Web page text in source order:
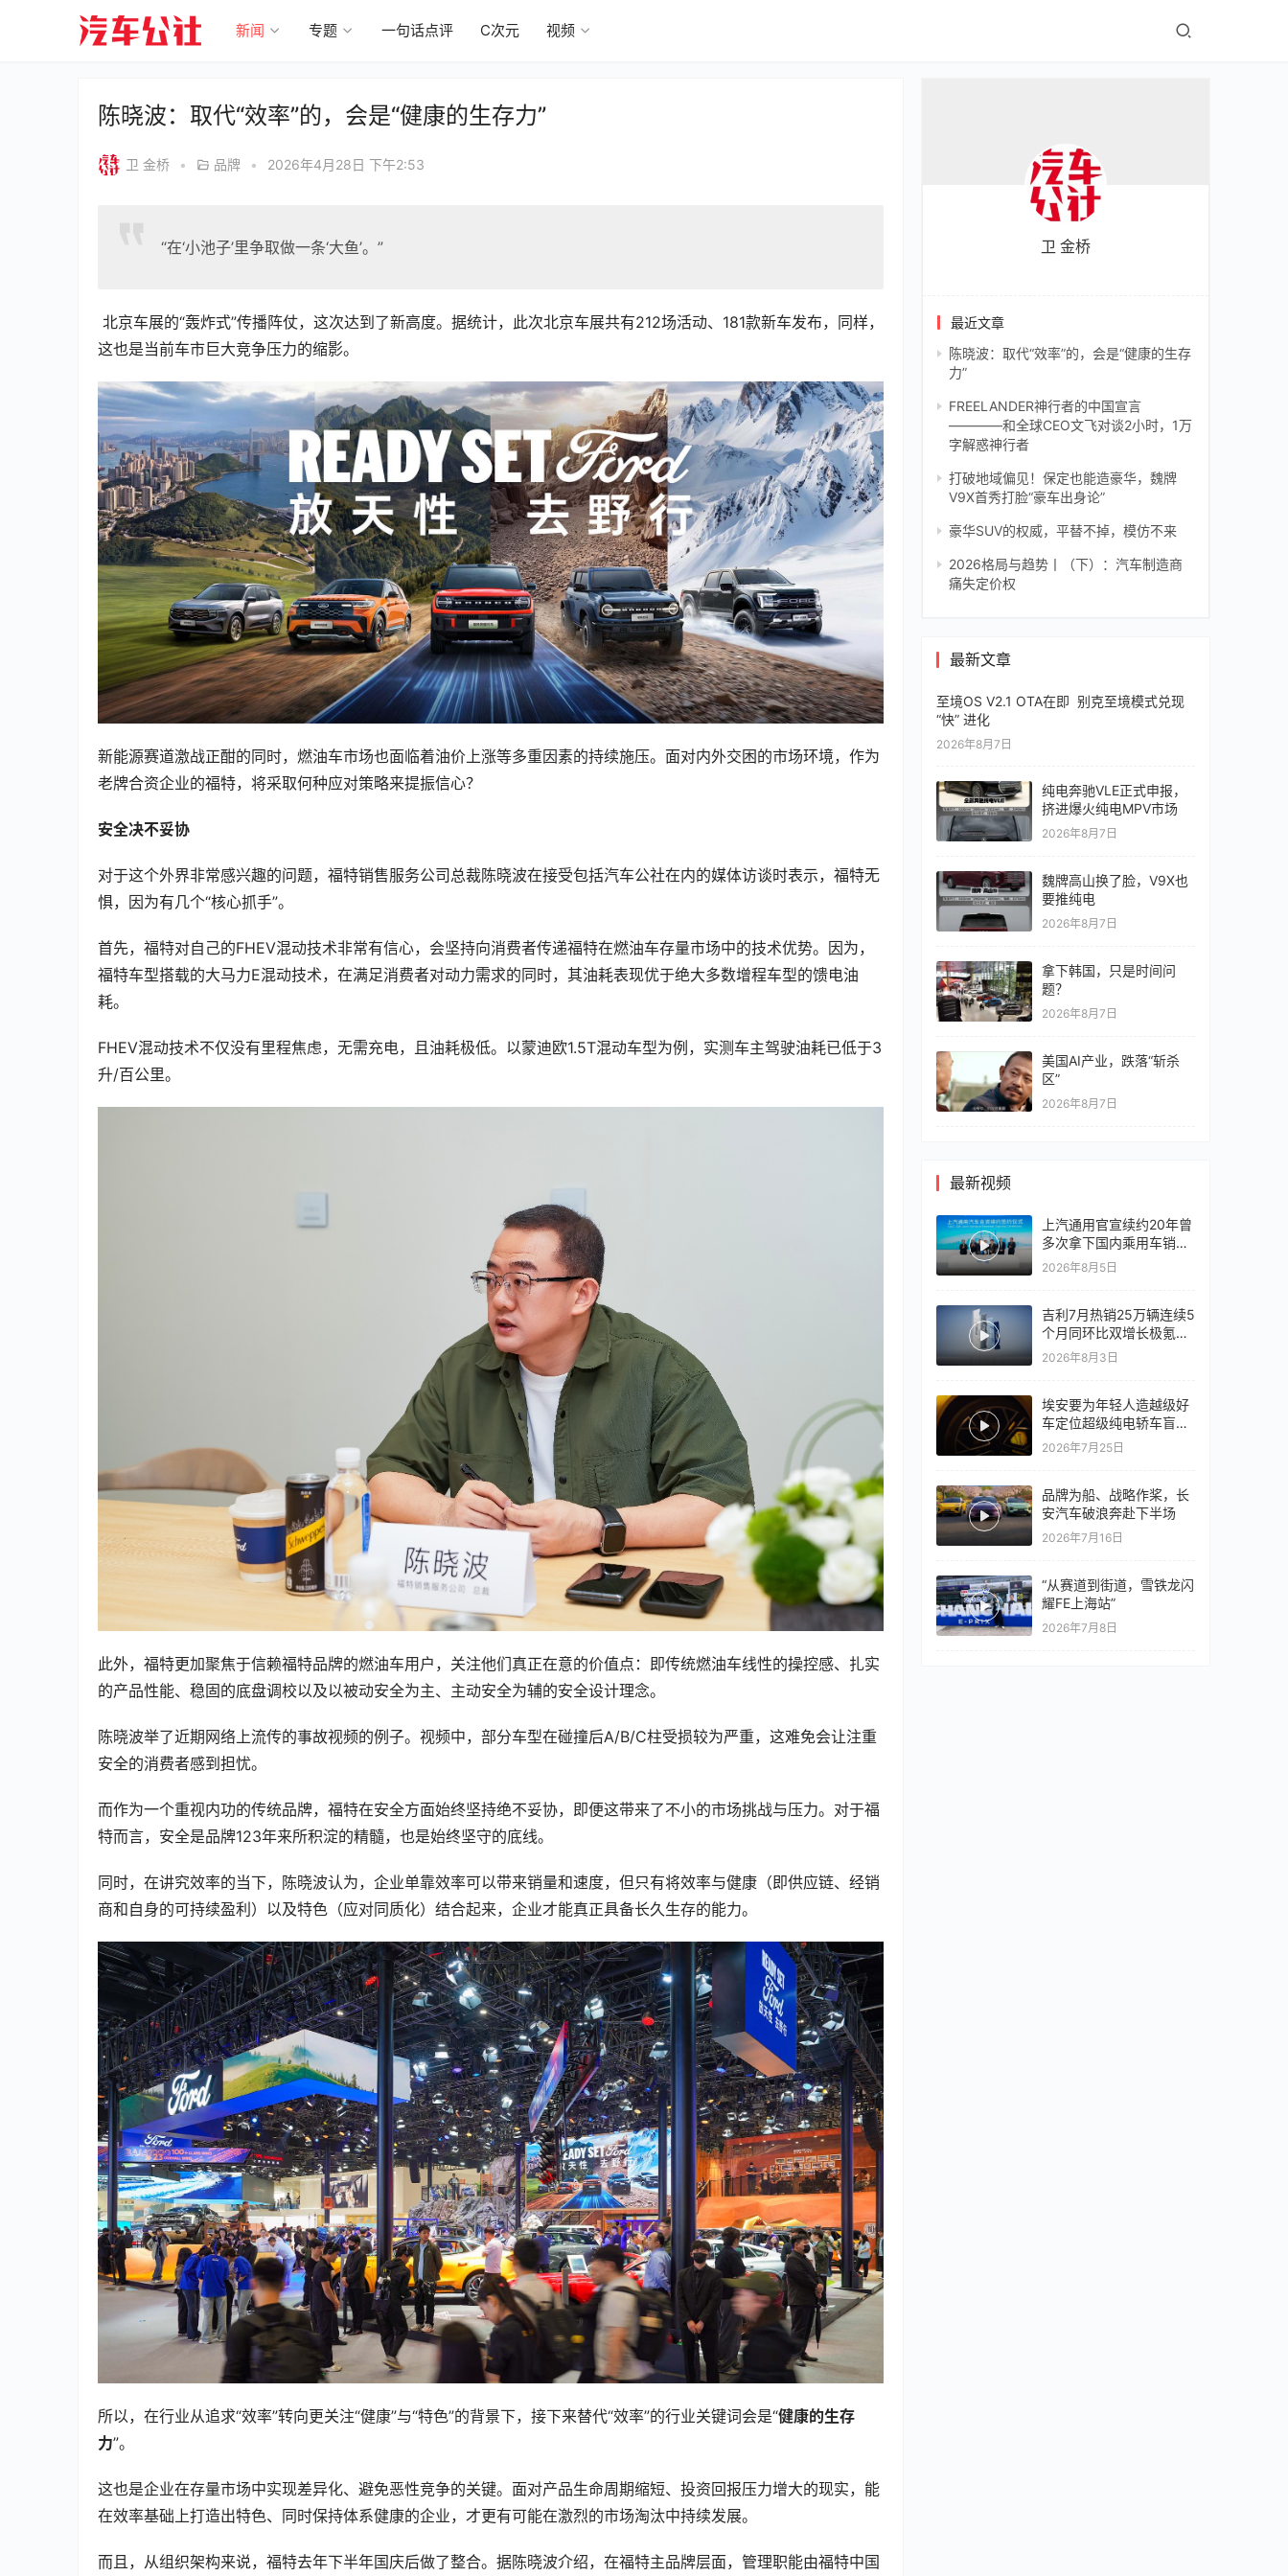
新闻 专题 一句话点评 C次元 视频
陈晓波：取代“效率”的，会是“健康的生存力”
卫 金桥 • 品牌 • 2026年4月28日 下午2:53
“在‘小池子’里争取做一条‘大鱼’。”
这也是当前车市巨大竞争压力的缩影。
新能源赛道激战正酣的同时，燃油车市场也面临着油价上涨等多重因素的持续施压。面对内外交困的市场环境，作为
老牌合资企业的福特，将采取何种应对策略来提振信心？
安全决不妥协
对于这个外界非常感兴趣的问题，福特销售服务公司总裁陈晓波在接受包括汽车公社在内的媒体访谈时表示，福特无
惧，因为有几个“核心抓手”。
首先，福特对自己的FHEV混动技术非常有信心，会坚持向消费者传递福特在燃油车存量市场中的技术优势。因为，
福特车型搭载的大马力E混动技术，在满足消费者对动力需求的同时，其油耗表现优于绝大多数增程车型的馈电油
耗。
FHEV混动技术不仅没有里程焦虑，无需充电，且油耗极低。以蒙迪欧1.5T混动车型为例，实测车主驾驶油耗已低于3
升/百公里。
此外，福特更加聚焦于信赖福特品牌的燃油车用户，关注他们真正在意的价值点：即传统燃油车线性的操控感、扎实
的产品性能、稳固的底盘调校以及以被动安全为主、主动安全为辅的安全设计理念。
陈晓波举了近期网络上流传的事故视频的例子。视频中，部分车型在碰撞后A/B/C柱受损较为严重，这难免会让注重
安全的消费者感到担忧。
而作为一个重视内功的传统品牌，福特在安全方面始终坚持绝不妥协，即便这带来了不小的市场挑战与压力。对于福
特而言，安全是品牌123年来所积淀的精髓，也是始终坚守的底线。
同时，在讲究效率的当下，陈晓波认为，企业单靠效率可以带来销量和速度，但只有将效率与健康（即供应链、经销
商和自身的可持续盈利）以及特色（应对同质化）结合起来，企业才能真正具备长久生存的能力。
所以，在行业从追求“效率”转向更关注“健康”与“特色”的背景下，接下来替代“效率”的行业关键词会是“健康的生存
力”。
这也是企业在存量市场中实现差异化、避免恶性竞争的关键。面对产品生命周期缩短、投资回报压力增大的现实，能
在效率基础上打造出特色、同时保持体系健康的企业，才更有可能在激烈的市场淘汰中持续发展。
而且，从组织架构来说，福特去年下半年国庆后做了整合。据陈晓波介绍，在福特主品牌层面，管理职能由福特中国
卫 金桥
最近文章
陈晓波：取代“效率”的，会是“健康的生存
力”
FREELANDER神行者的中国宣言
————和全球CEO文飞对谈2小时，1万
字解惑神行者
打破地域偏见！保定也能造豪华，魏牌
V9X首秀打脸“豪车出身论”
豪华SUV的权威，平替不掉，模仿不来
2026格局与趋势丨（下）：汽车制造商
痛失定价权
最新文章
至境OS V2.1 OTA在即 别克至境模式兑现
“快” 进化
2026年8月7日
纯电奔驰VLE正式申报，
挤进爆火纯电MPV市场
2026年8月7日
魏牌高山换了脸，V9X也
要推纯电
2026年8月7日
拿下韩国，只是时间问
题？
2026年8月7日
美国AI产业，跌落“斩杀
区”
2026年8月7日
最新视频
上汽通用官宣续约20年曾
多次拿下国内乘用车销冠
竞争激烈，上汽通用有信
2026年8月5日
吉利7月热销25万辆连续5
个月同环比双增长极氪销
量同比翻倍，出口再破10
2026年8月3日
埃安要为年轻人造越级好
车定位超级纯电轿车盲猜
18万以上
2026年7月25日
品牌为船、战略作桨，长
安汽车破浪奔赴下半场
2026年7月16日
“从赛道到街道，雪铁龙闪
耀FE上海站”
2026年7月8日